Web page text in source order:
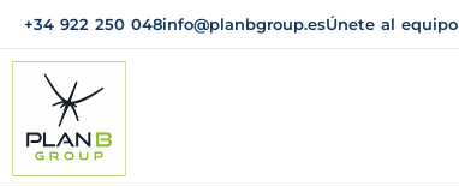
+34 922 250 048info@planbgroup.esÚnete al equipo